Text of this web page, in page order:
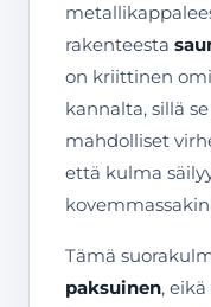
rakenteesta
on kriittinen
kannalta, sillä
mahdolliset
että kulma
Tämä
paksuinen,